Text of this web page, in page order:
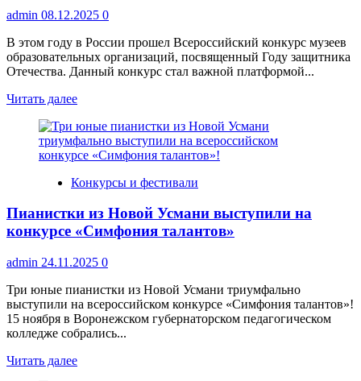
admin 08.12.2025 0
В этом году в России прошел Всероссийский конкурс музеев
образовательных организаций, посвященный Году защитника
Отечества. Данный конкурс стал важной платформой...
Читать далееПрочитать
о
Итоги
Всероссийского
музеев
организаций:
Патриотизм
сохранение
исторической
памяти
Конкурсы и фестивали
Пианистки из Новой Усмани выступили на
конкурсе «Симфония талантов»
admin 24.11.2025 0
Три юные пианистки из Новой Усмани триумфально
выступили на всероссийском конкурсе «Симфония талантов»!
15 ноября в Воронежском губернаторском педагогическом
колледже собрались...
Читать далееПрочитать